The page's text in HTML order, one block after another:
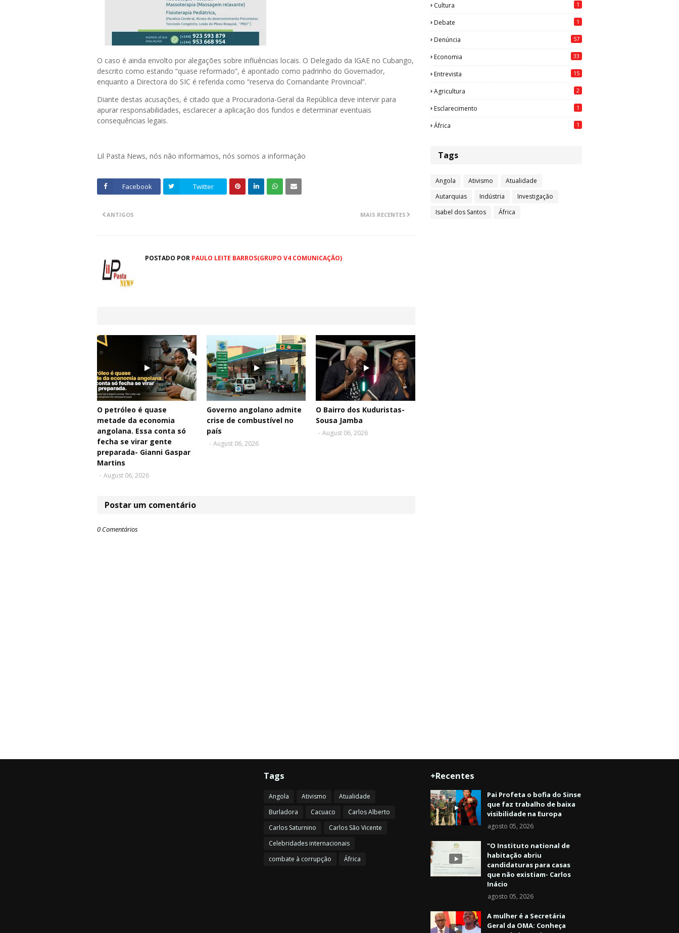
O caso é ainda envolto por alegações sobre influências locais. O Delegado da IGAE no Cubango,
descrito como estando “quase reformado”, é apontado como padrinho do Governador,
enquanto a Directora do SIC é referida como “reserva do Comandante Provincial”.
Diante destas acusações, é citado que a Procuradoria-Geral da República deve intervir para
apurar responsabilidades, esclarecer a aplicação dos fundos e determinar eventuais
consequências legais.
Lil Pasta News, nós não informamos, nós somos a informação
Facebook Twitter
MAIS RECENTES
ANTIGOS
POSTADO POR PAULO LEITE BARROS(GRUPO V4 COMUNICAÇÃO)
O petróleo é quase
metade da economia
angolana. Essa conta só
fecha se virar gente
preparada- Gianni Gaspar
Martins
- August 06, 2026
Governo angolano admite
crise de combustível no
país
- August 06, 2026
O Bairro dos Kuduristas-
Sousa Jamba
- August 06, 2026
Postar um comentário
0 Comentários
Cultura 1
Debate 1
Denúncia 57
Economia 33
Entrevista 15
Agricultura 2
Esclarecimento 1
África 1
Tags
Angola Ativismo
Atualidade
Autarquias
Indústria
Investigação
Isabel dos Santos
África
Tags
Angola Ativismo
Atualidade
Burladora
Cacuaco
Carlos Alberto
Carlos Saturnino
Carlos São Vicente
Celebridades internacionais
combate à corrupção
África
+Recentes
Pai Profeta o bofia do Sinse
que faz trabalho de baixa
visibilidade na Europa
agosto 05, 2026
"O Instituto national de
habitação abriu
candidaturas para casas
que não existiam- Carlos
Inácio
agosto 05, 2026
A mulher é a Secretária
Geral da OMA: Conheça